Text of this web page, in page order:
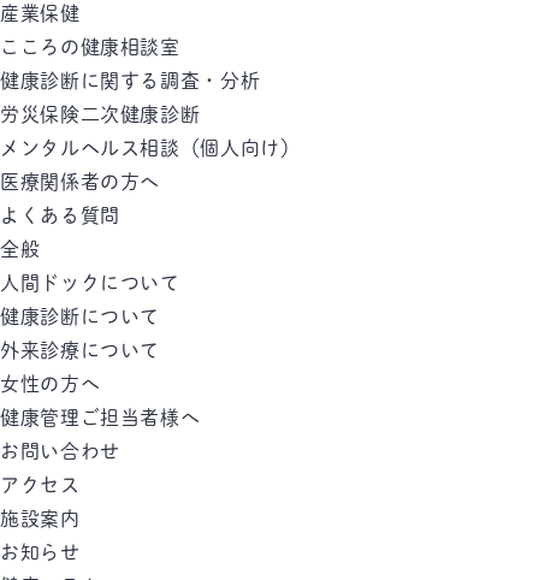
産業保健
こころの健康相談室
健康診断に関する調査・分析
労災保険二次健康診断
メンタルヘルス相談（個人向け）
医療関係者の方へ
よくある質問
全般
人間ドックについて
健康診断について
外来診療について
女性の方へ
健康管理ご担当者様へ
お問い合わせ
アクセス
施設案内
お知らせ